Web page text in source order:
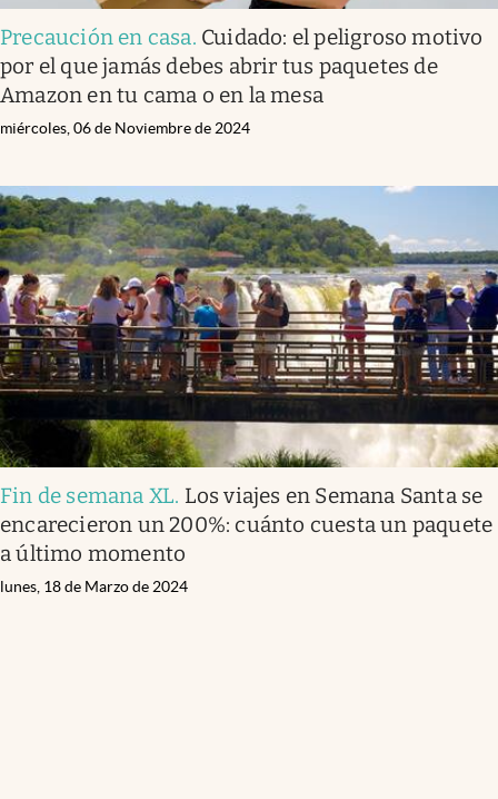
Precaución en casa. Cuidado: el peligroso motivo
por el que jamás debes abrir tus paquetes de
Amazon en tu cama o en la mesa
miércoles, 06 de Noviembre de 2024
Fin de semana XL. Los viajes en Semana Santa se
encarecieron un 200%: cuánto cuesta un paquete
a último momento
lunes, 18 de Marzo de 2024